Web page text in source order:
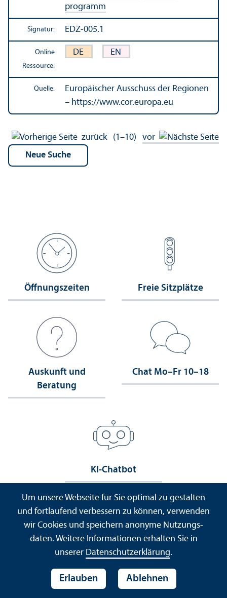
programm
Signatur: EDZ-005.1
Online
Ressource:
DE EN
Quelle:
Europäischer Ausschuss der Regionen
– https://www.cor.europa.eu
zurück (1–10) vor
Öffnungs­zeiten Freie Sitzplätze
Auskunft und
Beratung
Chat Mo–Fr 10–18
KI-Chatbot
InfoCenter
Universität Mannheim
Universitäts­bibliothek
Um unsere Webseite für Sie optimal zu gestalten
und fortlaufend verbessern zu können, verwenden
wir Cookies und speichern anonyme Nutzungs­
daten. Weitere Informationen erhalten Sie in
unserer Datenschutz­erklärung.
Erlauben Ablehnen